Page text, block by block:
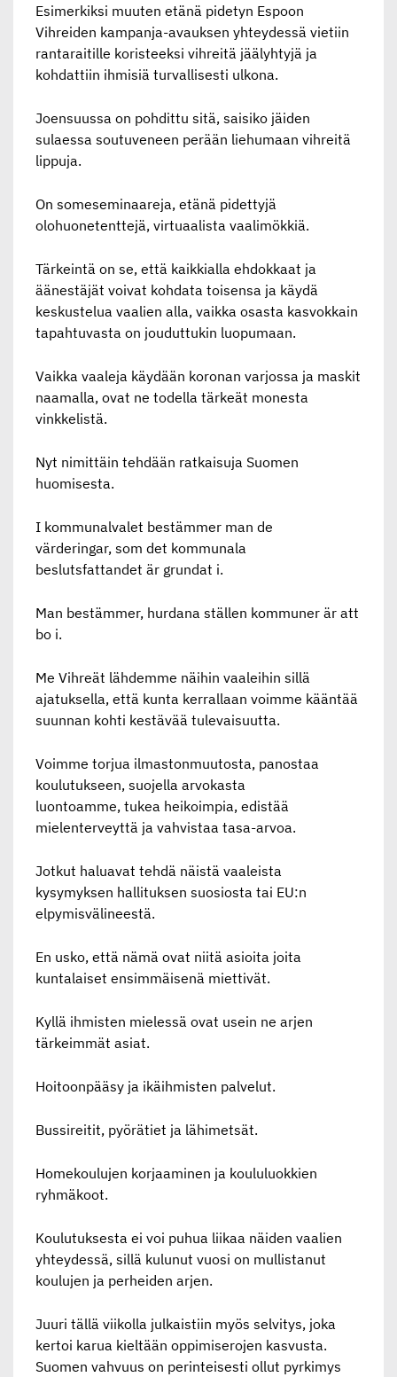
Esimerkiksi muuten etänä pidetyn Espoon
Vihreiden kampanja-avauksen yhteydessä vietiin
rantaraitille koristeeksi vihreitä jäälyhtyjä ja
kohdattiin ihmisiä turvallisesti ulkona.
Joensuussa on pohdittu sitä, saisiko jäiden
sulaessa soutuveneen perään liehumaan vihreitä
lippuja.
On someseminaareja, etänä pidettyjä
olohuonetenttejä, virtuaalista vaalimökkiä.
Tärkeintä on se, että kaikkialla ehdokkaat ja
äänestäjät voivat kohdata toisensa ja käydä
keskustelua vaalien alla, vaikka osasta kasvokkain
tapahtuvasta on jouduttukin luopumaan.
Vaikka vaaleja käydään koronan varjossa ja maskit
naamalla, ovat ne todella tärkeät monesta
vinkkelistä.
Nyt nimittäin tehdään ratkaisuja Suomen
huomisesta.
I kommunalvalet bestämmer man de
värderingar, som det kommunala
beslutsfattandet är grundat i.
Man bestämmer, hurdana ställen kommuner är att
bo i.
Me Vihreät lähdemme näihin vaaleihin sillä
ajatuksella, että kunta kerrallaan voimme kääntää
suunnan kohti kestävää tulevaisuutta.
Voimme torjua ilmastonmuutosta, panostaa
koulutukseen, suojella arvokasta
luontoamme, tukea heikoimpia, edistää
mielenterveyttä ja vahvistaa tasa-arvoa.
Jotkut haluavat tehdä näistä vaaleista
kysymyksen hallituksen suosiosta tai EU:n
elpymisvälineestä.
En usko, että nämä ovat niitä asioita joita
kuntalaiset ensimmäisenä miettivät.
Kyllä ihmisten mielessä ovat usein ne arjen
tärkeimmät asiat.
Hoitoonpääsy ja ikäihmisten palvelut.
Bussireitit, pyörätiet ja lähimetsät.
Homekoulujen korjaaminen ja koululuokkien
ryhmäkoot.
Koulutuksesta ei voi puhua liikaa näiden vaalien
yhteydessä, sillä kulunut vuosi on mullistanut
koulujen ja perheiden arjen.
Juuri tällä viikolla julkaistiin myös selvitys, joka
kertoi karua kieltään oppimiserojen kasvusta.
Suomen vahvuus on perinteisesti ollut pyrkimys